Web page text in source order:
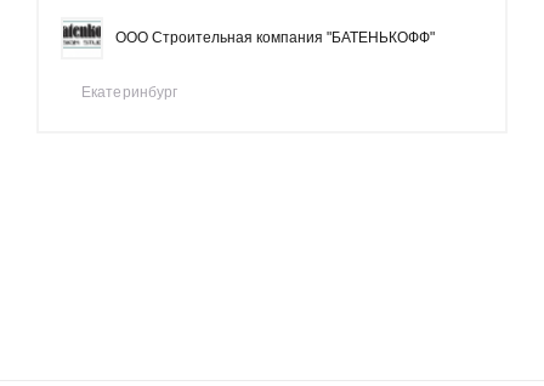
ООО Строительная компания "БАТЕНЬКОФФ"
Екатеринбург